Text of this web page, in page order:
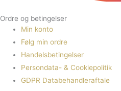
Ordre og betingelser
Min konto
Følg min ordre
Handelsbetingelser
Persondata- & Cookiepolitik
GDPR Databehandleraftale